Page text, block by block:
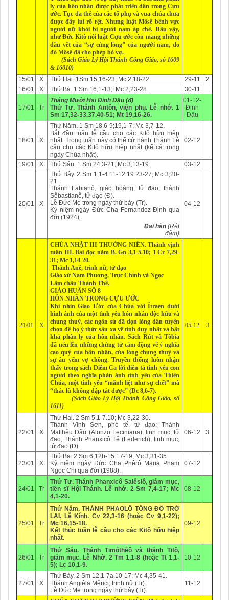
ly của hôn nhân được phát triển dần trong Cựu
ước. Tục đa thê của các tổ phụ và vua chúa chưa
được đẩy lui rõ rệt. Nhưng luật Môsê bênh vực
người nữ khỏi bị người nam áp chế. Dầu vậy,
như Đức Kitô nói luật Cựu ước còn mang những
dấu vết của “sự cứng lòng” của người nam, do
đó Môsê đã cho phép bỏ vợ.
(Sách Giáo Lý Hội Thánh Công Giáo, số 1609
& 16010)
15/01
X Thứ Hai. 1Sm 15,16-23; Mc 2,18-22. 29-11
2
16/01
X Thứ Ba. 1 Sm 16,1-13; Mc 2,23-28. 30-11
17/01 Tr
Tháng Mười Hai Đinh Dậu (đ)
Thứ Tư. Thánh Antôn, viện phụ. Lễ nhớ.1
Sm 17,32-33.37.40-51; Mt 19,16-26.
01-12-
Đinh
Dậu
18/01 X
Thứ Năm. 1 Sm 18,6-9;19,1-7; Mc 3,7-12.
Bắt đầu tuần lễ cầu cho các Kitô hữu hiệp
nhất. Trong tuần này có thể cử hành Thánh Lễ
cầu cho các Kitô hữu hiệp nhất (kể cả trong
ngày Chúa nhật).
02-12
19/01 X Thứ Sáu. 1 Sm 24,3-21; Mc 3,13-19. 03-12
20/01 X
Thứ Bảy. 2 Sm 1,1-4.11-12.19.23-27; Mc 3,20-
21.
Thánh Fabianô, giáo hoàng, tử đạo; thánh
Sêbastianô, tử đạo (Đ).
Lễ Đức Mẹ trong ngày thứ bảy (Tr).
Kỷ niệm ngày Đức Cha Fernandez Định qua
đời (1924).
Đại hàn (Rét
đậm)
04-12
21/01 X
CHÚA NHẬT III THƯỜNG NIÊN.Thánh vịnh
tuần III.Bài đọc năm B. Gn 3,1-5.10; 1 Cr 7,29-
31; Mc 1,14-20.
Thánh Anê, trinh nữ, tử đạo
Giáo xứNam Phương, Trực Chính và Ngọc
Lâm chầu Thánh Thể.
GIÁO HUẤN SỐ 8
HÔN NHÂN TRONG CỰU ƯỚC
Khi nhìn Giao Ước của Chúa với Ítraen dưới
hình ảnh của một tình yêu hôn nhân độc hữu và
chung thuỷ, các ngôn sứ đã dọn lòng dân tuyển
chọn để họ ý thức sâu xa về tính duy nhất và bất
khả phân ly của hôn nhân. Sách Rút và Tôbia
đã nêu lên những chứng từ cảm động về ý nghĩa
cao quý của hôn nhân, của lòng chung thuỷ và
sự âu yếm vợ chồng. Truyền thống luôn nhận
thấy trong sách Diễm Ca lời diễn tả tình yêu con
người theo nghĩa phản ánh tình yêu của Thiên
Chúa, một tình yêu “mãnh liệt như sự chết” mà
“thác lũ không dập tắt được” (Dc 8,6-7).
(Sách Giáo Lý Hội Thánh Công Giáo, số
1611)
05-12 3
22/01 X
Thứ Hai. 2 Sm 5,1-7.10; Mc 3,22-30.
Thánh Vinh Sơn, phó tế, tử đạo; Thánh
Matthêu Đậu (Alonzo Leciniana), linh mục, tử
đạo; Thánh Phanxicô Tế (Federich), linh mục,
tử đạo (Đ).
06-12 3
23/01 X
Thứ Ba. 2 Sm 6,12b-15.17-19; Mc 3,31-35.
Kỷ niệm ngày Đức Cha Phêrô Maria Phạm
Ngọc Chi qua đời (1988).
07-12
24/01 Tr
Thứ Tư.Thánh Phanxicô Salêsiô, giám mục,
tiến sĩ Hội Thánh. Lễ nhớ.2 Sm 7,4-17; Mc
4,1-20.
08-12
25/01 Tr
Thứ Năm.THÁNH PHAOLÔ TÔNG ĐỒ TRỞ
LẠI. Lễ Kính. Cv 22,3-16 (hoặc Cv 9,1-22);
Mc 16,15-18.
Kết thúc tuần lễ cầu cho các Kitô hữu hiệp
nhất.
09-12
26/01 Tr
Thứ Sáu. Thánh Timôthêô và thánh Titô,
giám mục. Lễ Nhớ.2 Tm 1,1-8 (hoặc Tt 1,1-
5); Lc 10,1-9.
10-12
27/01 X
Thứ Bảy. 2 Sm 12,1-7a.10-17; Mc 4,35-41.
Thánh Angiêla Mêrici, trinh nữ (Tr).
Lễ Đức Mẹ trong ngày thứ bảy (Tr).
11-12